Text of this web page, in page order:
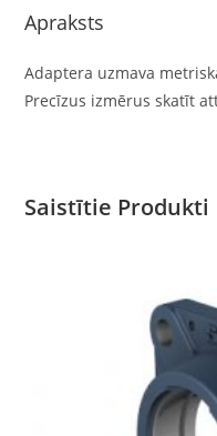
Apraksts
Adaptera uzmava
Precīzus izmērus skatīt
Saistītie Produkti